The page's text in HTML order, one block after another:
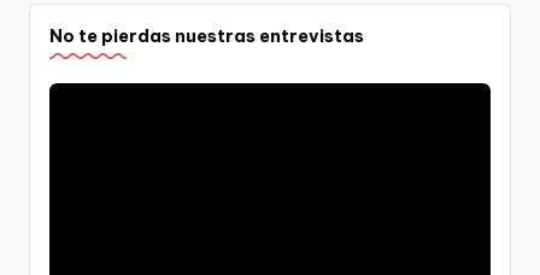
No te pierdas nuestras entrevistas